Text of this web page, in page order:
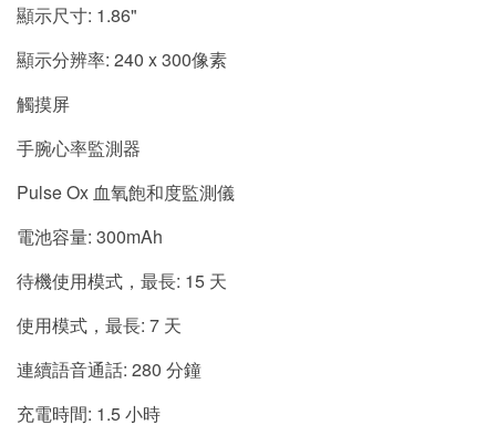
顯示尺寸: 1.86"
顯示分辨率: 240 x 300像素
觸摸屏
手腕心率監測器
Pulse Ox 血氧飽和度監測儀
電池容量: 300mAh
待機使用模式，最長: 15 天
使用模式，最長: 7 天
連續語音通話: 280 分鐘
充電時間: 1.5 小時